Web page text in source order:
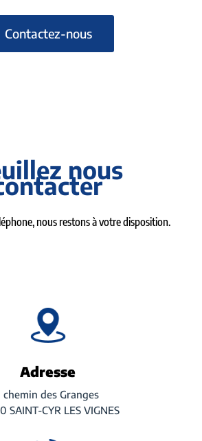
Contactez-nous
nous
nous restons à votre disposition.
Adresse
chemin des Granges
SAINT-CYR LES VIGNES